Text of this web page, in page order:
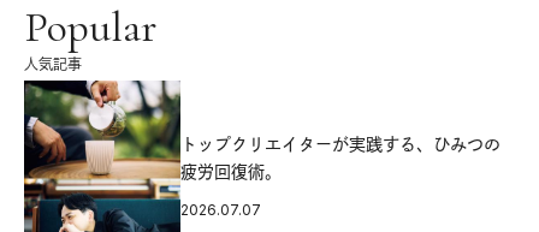
Popular
人気記事
トップクリエイターが実践する、ひみつの
疲労回復術。
2026.07.07